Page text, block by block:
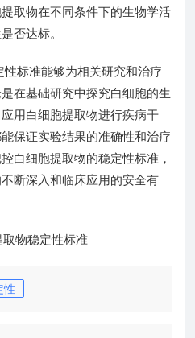
取物在不同条件下的生物学活
否达标。
标准能够为相关研究和治疗
在基础研究中探究白细胞的生
用白细胞提取物进行疾病干
保证实验结果的准确性和治疗
白细胞提取物的稳定性标准，
断深入和临床应用的安全有
性